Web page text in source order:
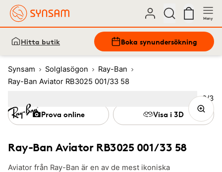
Meny
Hitta butik Boka synundersökning
Synsam Solglasögon
Ray-Ban
Ray-Ban Aviator RB3025 001/33 58
Ray-Ban Aviator RB3025 001/33 58
Aviator från Ray-Ban är en av de mest ikoniska
Prova online Visa i 3D
Bild
2/3
3